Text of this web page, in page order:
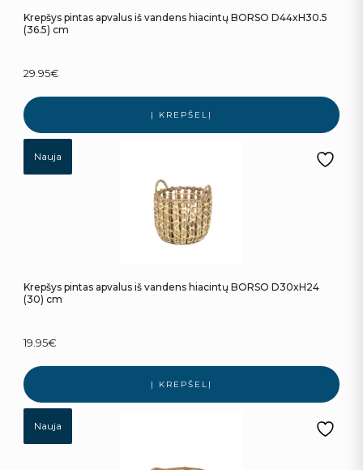
Krepšys pintas apvalus iš vandens hiacintų BORSO D44xH30.5
(36.5) cm
29.95€
Į KREPŠELĮ
Nauja
Krepšys pintas apvalus iš vandens hiacintų BORSO D30xH24
(30) cm
19.95€
Į KREPŠELĮ
Nauja